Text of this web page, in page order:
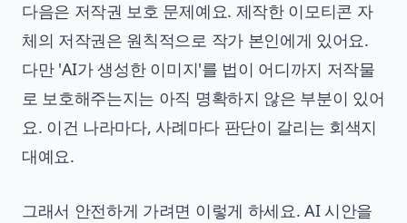
다음은 저작권 보호 문제예요. 제작한 이모티콘 자
체의 저작권은 원칙적으로 작가 본인에게 있어요.
다만 'AI가 생성한 이미지'를 법이 어디까지 저작물
로 보호해주는지는 아직 명확하지 않은 부분이 있어
요. 이건 나라마다, 사례마다 판단이 갈리는 회색지
대예요.
그래서 안전하게 가려면 이렇게 하세요. AI 시안을